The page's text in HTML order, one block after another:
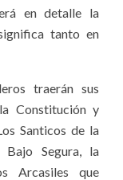
en detalle la
tanto en
traerán sus
Constitución y
Santicos de la
Bajo Segura, la
Arcasiles que